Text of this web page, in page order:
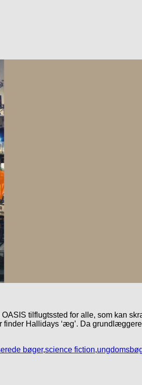
tilflugtssted for alle, som kan
Hallidays ‘æg’. Da
bøger,science fiction,